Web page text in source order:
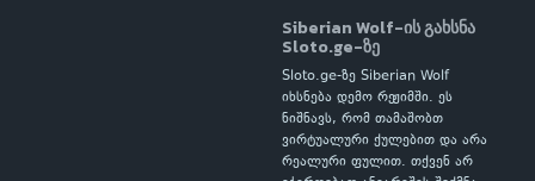
Siberian Wolf-ის გახსნა
Sloto.ge-ზე
Sloto.ge-ზე Siberian Wolf
იხსნება დემო რეჟიმში. ეს
ნიშნავს, რომ თამაშობთ
ვირტუალური ქულებით და არა
რეალური ფულით. თქვენ არ